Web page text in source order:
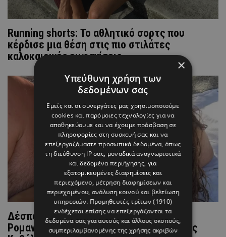
Running shorts: Το αθλητικό σορτς που
κέρδισε μια θέση στις πιο στιλάτες
καλοκαιρινές εμφανίσεις
Δέσποινα Βανδή & Βασίλης Μπισμπίκης:
Ρομαντική απόδραση στην αγαπημένη της
×
Υπεύθυνη χρήση των
δεδομένων σας
Εμείς και οι συνεργάτες μας χρησιμοποιούμε
cookies και παρόμοιες τεχνολογίες για να
αποθηκεύουμε και να έχουμε πρόσβαση σε
πληροφορίες στη συσκευή σας και να
επεξεργαζόμαστε προσωπικά δεδομένα, όπως
τη διεύθυνση IP σας, μοναδικά αναγνωριστικά
και δεδομένα περιήγησης, για
εξατομικευμένες διαφημίσεις και
περιεχόμενο, μέτρηση διαφημίσεων και
περιεχομένου, ανάλυση κοινού και βελτίωση
υπηρεσιών. Προμηθευτές τρίτων (1910)
ενδέχεται επίσης να επεξεργάζονται τα
δεδομένα σας για αυτούς και άλλους σκοπούς,
συμπεριλαμβανομένης της χρήσης ακριβών